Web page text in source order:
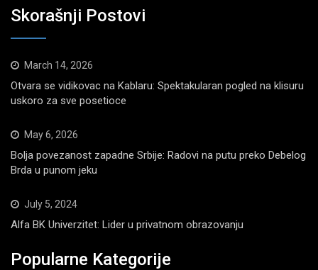
Skorašnji Postovi
March 14, 2026
Otvara se vidikovac na Kablaru: Spektakularan pogled na klisuru
uskoro za sve posetioce
May 6, 2026
Bolja povezanost zapadne Srbije: Radovi na putu preko Debelog
Brda u punom jeku
July 5, 2024
Alfa BK Univerzitet: Lider u privatnom obrazovanju
Popularne Kategorije